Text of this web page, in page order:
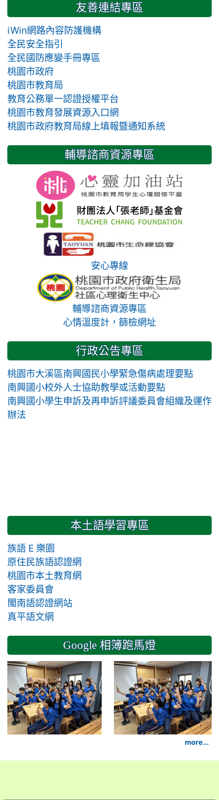
友善連結專區
iWin網路內容防護機構
全民安全指引
全民國防應變手冊專區
桃園市政府
桃園市教育局
教育公務單一認證授權平台
桃園市教育發展資源入口網
桃園市政府教育局線上填報暨通知系統
輔導諮商資源專區
安心專線
輔導諮商資源專區
心情溫度計，篩檢網址
行政公告專區
桃園市大溪區南興國民小學緊急傷病處理要點
南興國小校外人士協助教學或活動要點
南興國小學生申訴及再申訴評議委員會組織及運作
辦法
本土語學習專區
族語 E 樂園
原住民族語認證網
桃園市本土教育網
客家委員會
閩南語認證網站
真平語文網
Google 相簿跑馬燈
2024-11-14 六年級三和
more...